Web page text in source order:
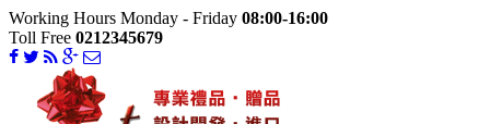
Working Hours Monday - Friday 08:00-16:00
Toll Free 0212345679